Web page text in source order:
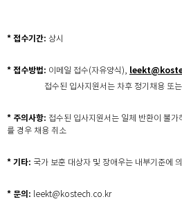
* 접수기간: 상시
* 접수방법: 이메일 접수(자유양식),
접수된 입사지원서는 차후 정기채용 또는
* 주의사항: 접수된 입사지원서는 일체 반환이 불
를 경우 채용 취소
* 기타: 국가 보훈 대상자 및 장애우는 내부기준에
* 문의: leekt@kostech.co.kr